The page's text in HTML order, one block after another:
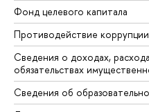
Фонд целевого капитала
Противодействие коррупции
Сведения о доходах,
обязательствах
Сведения об